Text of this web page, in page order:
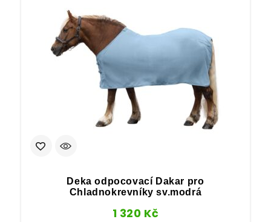
Deka odpocovací Dakar pro
Chladnokrevníky sv.modrá
1 320 Kč